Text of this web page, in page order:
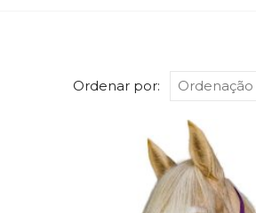
Ordenar por: